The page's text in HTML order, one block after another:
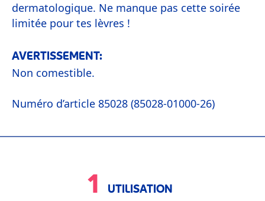
dermatologique. Ne manque pas cette soirée
limitée pour tes lèvres !
AVERTISSEMENT:
Non comestible.
Numéro d’article 85028 (85028-01000-26)
1 UTILISATION